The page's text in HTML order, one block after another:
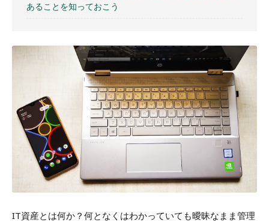
あることを知っておこう
IT資産とは何か？何となくはわかっていても曖昧なまま管理